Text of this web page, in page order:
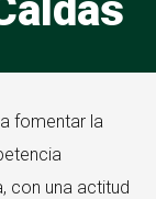
fomentar la
con una actitud